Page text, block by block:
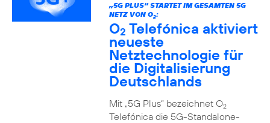
„5G PLUS“ STARTET IM GESAMTEN 5G
NETZ VON O2:
O2 Telefónica aktiviert
neueste
Netztechnologie für
die Digitalisierung
Deutschlands
Mit „5G Plus“ bezeichnet O2
Telefónica die 5G-Standalone-